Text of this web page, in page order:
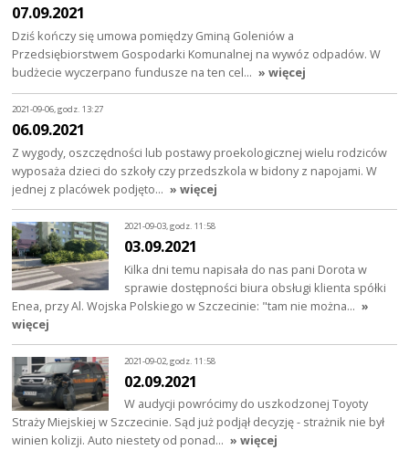
07.09.2021
Dziś kończy się umowa pomiędzy Gminą Goleniów a
Przedsiębiorstwem Gospodarki Komunalnej na wywóz odpadów. W
budżecie wyczerpano fundusze na ten cel… » więcej
2021-09-06, godz. 13:27
06.09.2021
Z wygody, oszczędności lub postawy proekologicznej wielu rodziców
wyposaża dzieci do szkoły czy przedszkola w bidony z napojami. W
jednej z placówek podjęto… » więcej
2021-09-03, godz. 11:58
03.09.2021
Kilka dni temu napisała do nas pani Dorota w
sprawie dostępności biura obsługi klienta spółki
Enea, przy Al. Wojska Polskiego w Szczecinie: "tam nie można… »
więcej
2021-09-02, godz. 11:58
02.09.2021
W audycji powrócimy do uszkodzonej Toyoty
Straży Miejskiej w Szczecinie. Sąd już podjął decyzję - strażnik nie był
winien kolizji. Auto niestety od ponad… » więcej